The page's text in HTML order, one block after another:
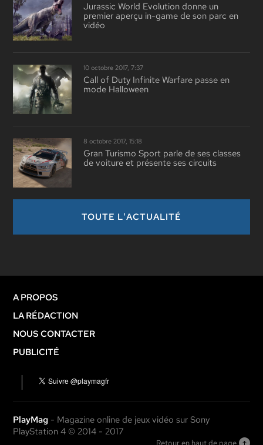
Jurassic World Evolution donne un
premier aperçu in-game de son parc en
vidéo
10 octobre 2017, 7:37
Call of Duty Infinite Warfare passe en
mode Halloween
8 octobre 2017, 15:18
Gran Turismo Sport parle de ses classes
de voiture et présente ses circuits
TOUTE L'ACTUALITÉ
A PROPOS
LA RÉDACTION
NOUS CONTACTER
PUBLICITÉ
PlayMag - Magazine online de jeux vidéo sur Sony
PlayStation 4 © 2014 - 2017
Retour en haut de page